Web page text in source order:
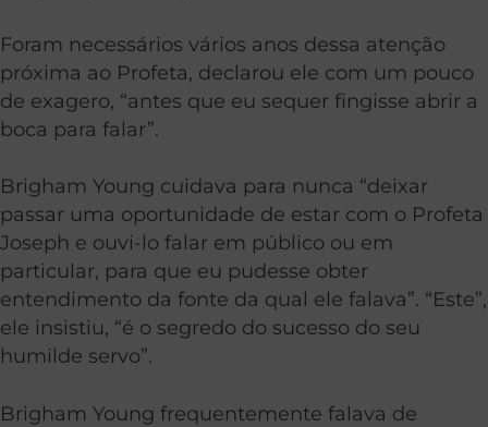
Foram necessários vários anos dessa atenção
próxima ao Profeta, declarou ele com um pouco
de exagero, “antes que eu sequer fingisse abrir a
boca para falar”.
Brigham Young cuidava para nunca “deixar
passar uma oportunidade de estar com o Profeta
Joseph e ouvi-lo falar em público ou em
particular, para que eu pudesse obter
entendimento da fonte da qual ele falava”. “Este”,
ele insistiu, “é o segredo do sucesso do seu
humilde servo”.
Brigham Young frequentemente falava de